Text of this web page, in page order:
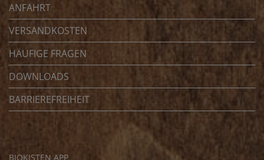
ANFAHRT
VERSANDKOSTEN
HÄUFIGE FRAGEN
DOWNLOADS
BARRIEREFREIHEIT
BIOKISTEN APP